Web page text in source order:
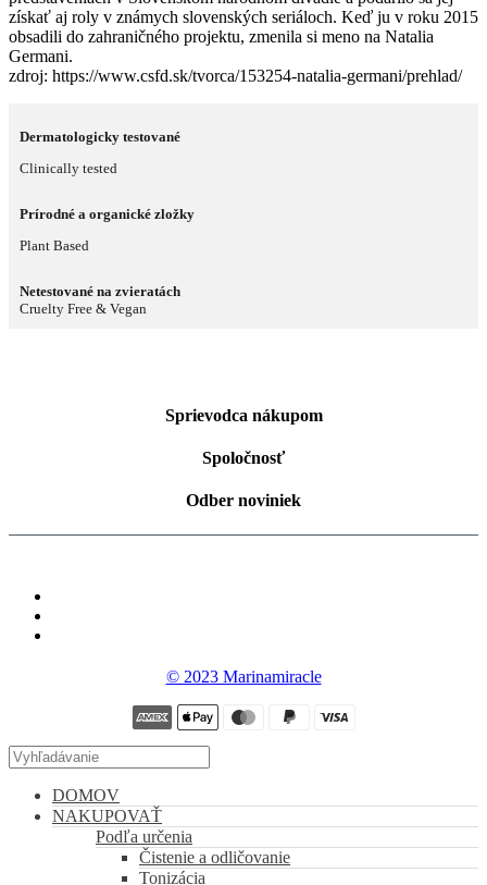
získať aj roly v známych slovenských seriáloch. Keď ju v roku 2015
obsadili do zahraničného projektu, zmenila si meno na Natalia
Germani.
zdroj: https://www.csfd.sk/tvorca/153254-natalia-germani/prehlad/
Dermatologicky testované
Clinically tested
Prírodné a organické zložky
Plant Based
Netestované na zvieratách
Cruelty Free & Vegan
Sprievodca nákupom
Spoločnosť
Odber noviniek
© 2023 Marinamiracle
DOMOV
NAKUPOVAŤ
Podľa určenia
Čistenie a odličovanie
Tonizácia